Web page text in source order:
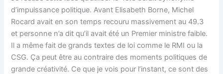
d’impuissance politique. Avant Elisabeth Borne, Michel
Rocard avait en son temps recouru massivement au 49.3
et personne n’a dit qu’il avait été un Premier ministre faible.
Il a même fait de grands textes de loi comme le RMI ou la
CSG. Ça peut être au contraire des moments politiques de
grande créativité. Ce que je vois pour l’instant, ce sont des